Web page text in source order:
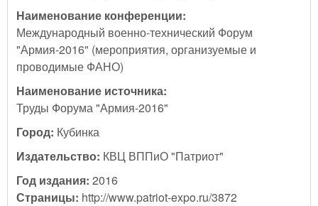
Наименование конференции:
Международный военно-технический Форум
"Армия-2016" (мероприятия, организуемые и
проводимые ФАНО)
Наименование источника:
Труды Форума "Армия-2016"
Город: Кубинка
Издательство: КВЦ ВППиО "Патриот"
Год издания: 2016
Страницы: http://www.patriot-expo.ru/3872